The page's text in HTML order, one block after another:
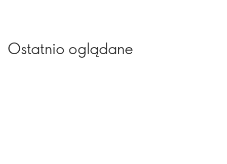
Ostatnio oglądane